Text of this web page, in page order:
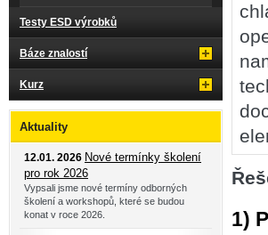
1)
Testy ESD výrobků
Báze znalostí
Kurz
Aktuality
12.01. 2026 Nové termínky školení
pro rok 2026
Vypsali jsme nové termíny odborných
školení a workshopů, které se budou
konat v roce 2026.